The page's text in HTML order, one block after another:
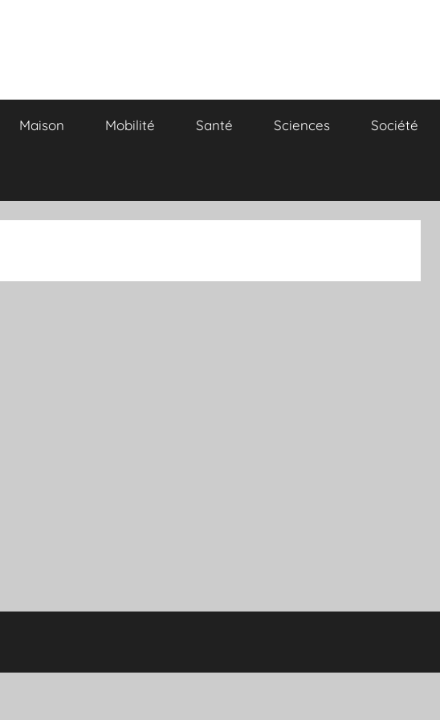
Maison Mobilité Santé Sciences Société